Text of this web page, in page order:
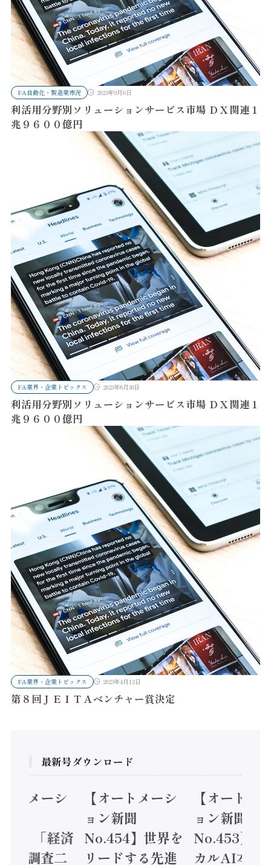
FA自動化・製造業市況 2023年9月6日
利活用分野別ソリューションサービス市場 ＤＸ関連１
兆９６００億円
FA業界・企業トピックス 2023年8月30日
利活用分野別ソリューションサービス市場 ＤＸ関連１
兆９６００億円
FA業界・企業トピックス 2023年4月12日
第８回ＪＥＩＴＡベンチャー賞決定
最新号ダウンロード
トメーシ
】「経済
態調査二
【オートメーシ
ョン新聞
No.454】世界を
リードする先進
【オートメ
ョン新聞
No.453】フ
カルAI本格